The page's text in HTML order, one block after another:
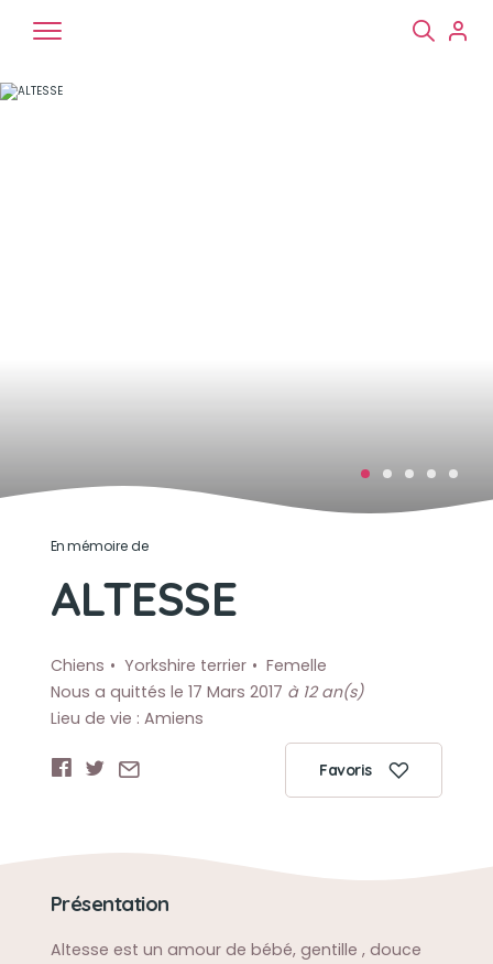
En mémoire de
ALTESSE
Chiens Yorkshire terrier
Femelle
Nous a quittés le 17 Mars 2017 à 12 an(s)
Lieu de vie : Amiens
Favoris
Présentation
Altesse est un amour de bébé, gentille , douce